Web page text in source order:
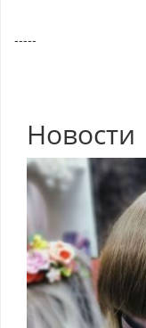
-----
Новости